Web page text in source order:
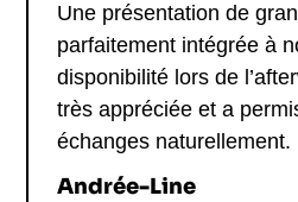
Une présentation de
parfaitement intégrée à
disponibilité lors de
très appréciée et a
échanges naturellement.
Andrée-Line